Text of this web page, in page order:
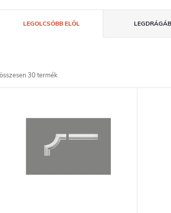
r
m
LEGOLCSÓBB ELÖL
összesen 30 termék